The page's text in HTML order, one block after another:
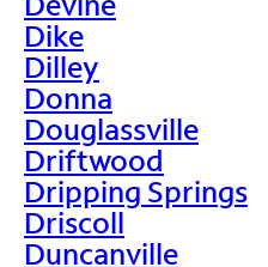
Dike
Dilley
Donna
Douglassville
Driftwood
Dripping Springs
Driscoll
Duncanville